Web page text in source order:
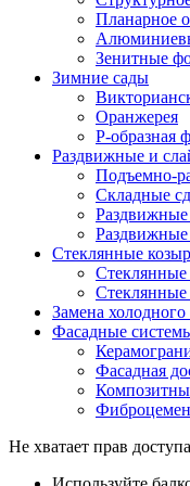
Планарное
Зенитные
Зимние сады
Оранжерея
Р-образная
Раздвижные и
Подъемно-
Складные
Раздвижные
Стеклянные
Стеклянные
Стеклянные
Замена холодного
Фасадные
Фасадная
Не хватает прав